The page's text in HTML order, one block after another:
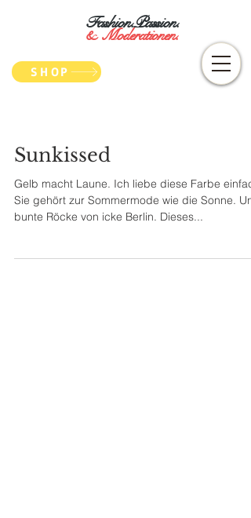
Fashion.Passion.
&Moderationen.
SHOP
Sunkissed
Gelb macht Laune. Ich liebe diese Farbe
Sie gehört zur Sommermode wie die Sonne.
bunte Röcke von icke Berlin. Dieses...